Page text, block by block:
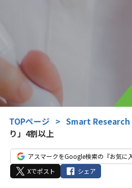
TOPページ > Smart Research
り」4割以上
アスマークをGoogle検索の『お気に
Xでポスト
シェア